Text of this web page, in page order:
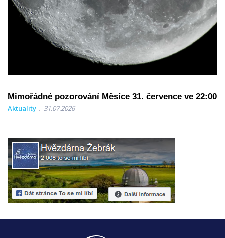
Mimořádné pozorování Měsíce 31. července ve 22:00
Aktuality 31.07.2026